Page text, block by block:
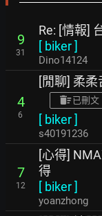
9
31
Re: [情報]
[ biker]
Dino14124
4
6
[閒聊] 柔
已刪文
[ biker]
s40191236
7
12
[心得]
得
[ biker]
yoanzhong